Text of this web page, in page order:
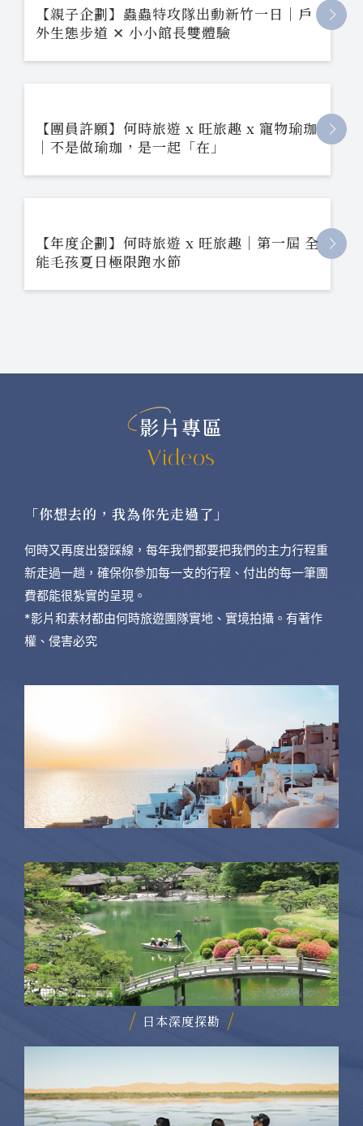
【親子企劃】蟲蟲特攻隊出動新竹一日｜戶
外生態步道 ✕ 小小館長雙體驗
【團員許願】何時旅遊 x 旺旅趣 x 寵物瑜珈
｜不是做瑜珈，是一起「在」
【年度企劃】何時旅遊 x 旺旅趣｜第一屆 全
能毛孩夏日極限跑水節
影片專區
Videos
「你想去的，我為你先走過了」
何時又再度出發踩線，每年我們都要把我們的主力行程重
新走過一趟，確保你參加每一支的行程、付出的每一筆團
費都能很紮實的呈現。
*影片和素材都由何時旅遊團隊實地、實境拍攝。有著作
權、侵害必究
日本深度探勘